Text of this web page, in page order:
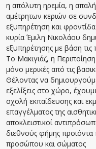
η απόλυτη ηρεμία, η
αμέτρητων κεριών σε
εξυπηρέτηση και
κυρία Έμιλη Νικολάου
εξυπηρέτησης με βάση τις
Το Μακιγιάζ, η
μόνο μερικές από τις
Θέλοντας να
εξελίξεις στο χώρο,
σχολή εκπαίδευσης και
επαγγέλματος της
αποκλειστικοί
διεθνούς φήμης προϊόντα
προσώπου και σώματος